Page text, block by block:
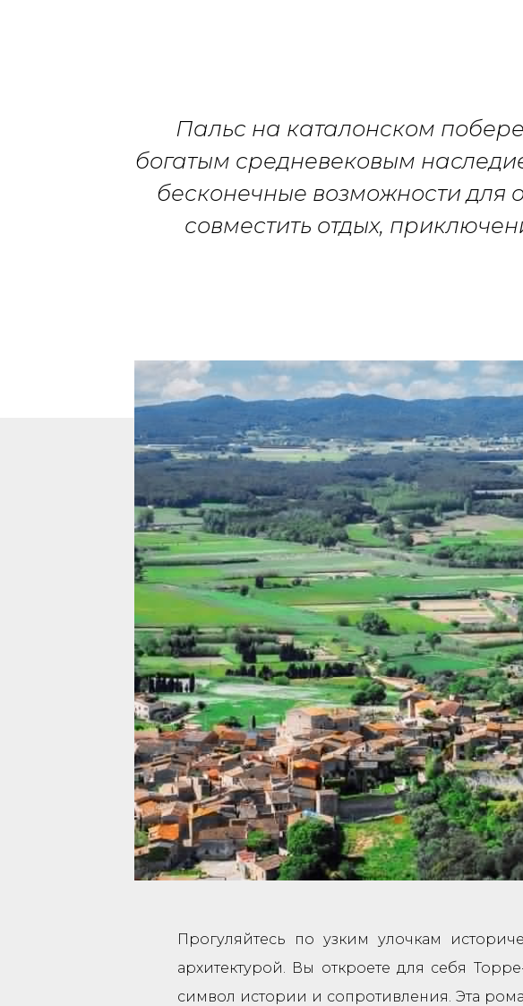
Пальс на каталонском
богатым средневековым
бесконечные возможности для
совместить отдых,
Прогуляйтесь по узким улочкам
архитектурой. Вы откроете для себя
символ истории и сопротивления. Эта